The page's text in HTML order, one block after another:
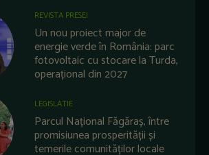
REVISTA PRESEI
Un nou proiect major de
energie verde în România: parc
fotovoltaic cu stocare la Turda,
operațional din 2027
LEGISLATIE
Parcul Național Făgăraș, între
promisiunea prosperității și
temerile comunităților locale